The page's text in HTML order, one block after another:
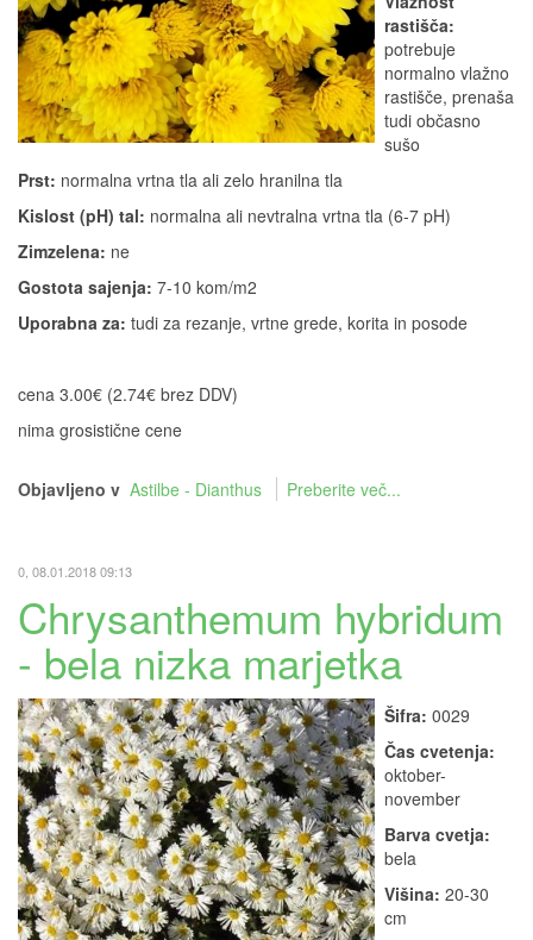
rastišča:
potrebuje
normalno vlažno
rastišče, prenaša
tudi občasno
sušo
Prst: normalna vrtna tla ali zelo hranilna tla
Kislost (pH) tal: normalna ali nevtralna vrtna tla (6-7 pH)
Zimzelena: ne
Gostota sajenja: 7-10 kom/m2
Uporabna za: tudi za rezanje, vrtne grede, korita in posode
cena 3.00€ (2.74€ brez DDV)
nima grosistične cene
Objavljeno v Astilbe - Dianthus Preberite več...
0, 08.01.2018 09:13
Chrysanthemum hybridum
- bela nizka marjetka
Šifra: 0029
Čas cvetenja:
oktober-
november
Barva cvetja:
bela
Višina: 20-30
cm